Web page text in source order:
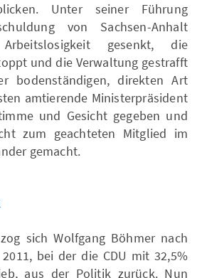
Unter seiner Führung
von Sachsen-Anhalt
gesenkt, die
und die Verwaltung gestrafft
bodenständigen, direkten Art
amtierende Ministerpräsident
und Gesicht gegeben und
zum geachteten Mitglied im
gemacht.
sich Wolfgang Böhmer nach
bei der die CDU mit 32,5%
aus der Politik zurück. Nun